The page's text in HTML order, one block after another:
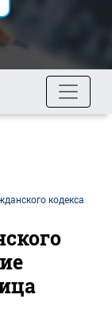
кодекса